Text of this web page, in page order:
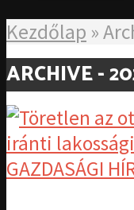
Kezdőlap »
ARCHIVE -
GAZDASÁGI